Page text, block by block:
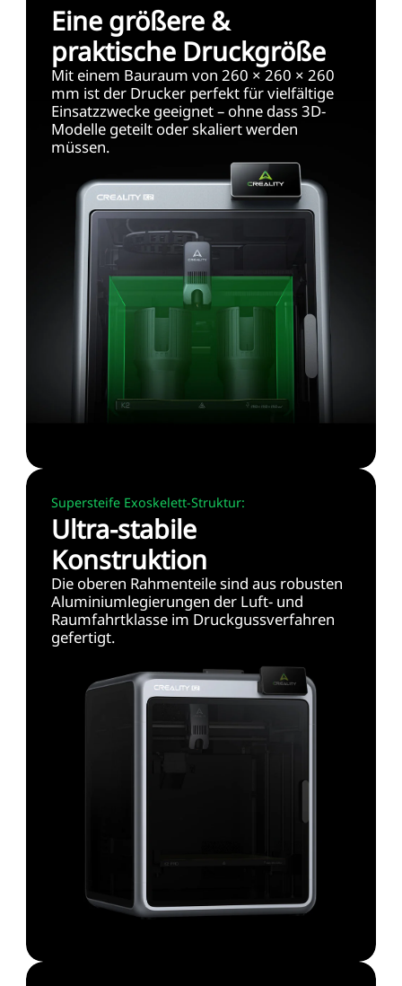
Eine größere &
praktische Druckgröße
Mit einem Bauraum von 260 × 260 × 260
mm ist der Drucker perfekt für vielfältige
Einsatzzwecke geeignet – ohne dass 3D-
Modelle geteilt oder skaliert werden
müssen.
Supersteife Exoskelett-Struktur:
Ultra-stabile
Konstruktion
Die oberen Rahmenteile sind aus robusten
Aluminiumlegierungen der Luft- und
Raumfahrtklasse im Druckgussverfahren
gefertigt.